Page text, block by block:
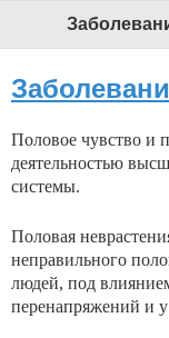
Половое чувство и
деятельностью
системы.
Половая
неправильного
людей, под
перенапряжений и